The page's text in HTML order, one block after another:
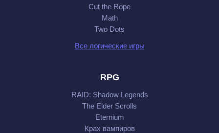
Cut the Rope
Math
Two Dots
Все логические игры
RPG
RAID: Shadow Legends
The Elder Scrolls
Eternium
Крах вампиров